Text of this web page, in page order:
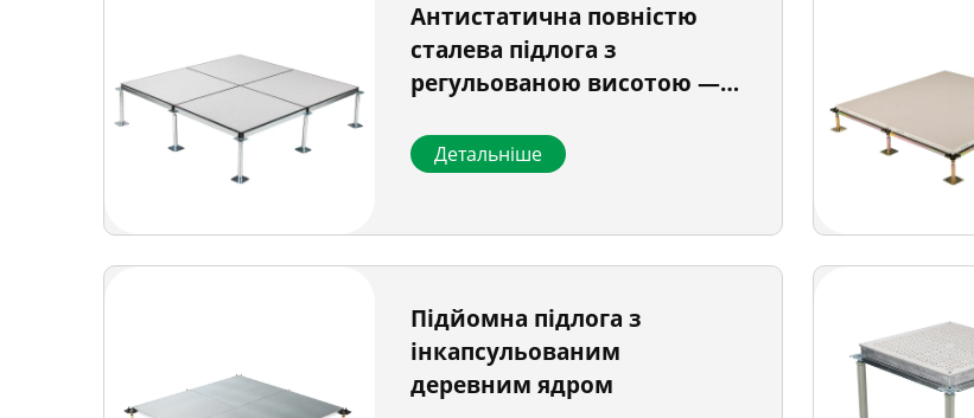
Антистатична повністю
сталева підлога з
регульованою висотою —
Детальніше
Підйомна підлога з
інкапсульованим
деревним ядром